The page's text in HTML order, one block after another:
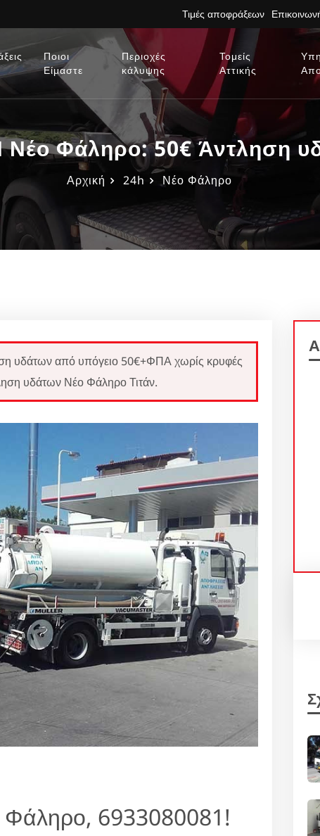
Τιμές αποφράξεων
Ποιοι
Είμαστε
Περιοχές
κάλυψης
Τομείς
Αττικής
Φάληρο: 50€ Άντληση
Αρχική 24h Νέο Φάληρο
από υπόγειο 50€+ΦΠΑ χωρίς κρυφές
υδάτων Νέο Φάληρο Τιτάν.
Φάληρο, 6933080081!